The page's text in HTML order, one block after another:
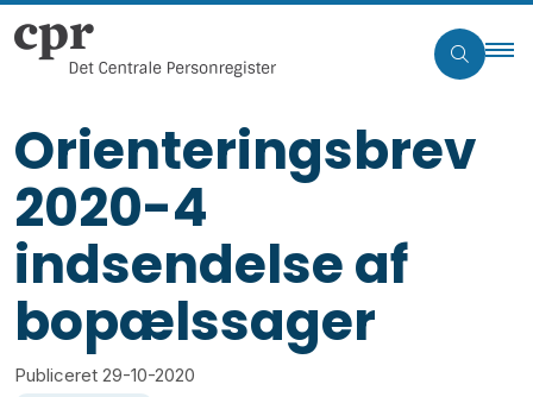
Orienteringsbrev
2020-4
indsendelse af
bopælssager
Publiceret 29-10-2020